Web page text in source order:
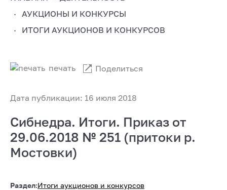
АУКЦИОНЫ И КОНКУРСЫ
ИТОГИ АУКЦИОНОВ И КОНКУРСОВ
Дата публикации: 16 июля 2018
печать Поделиться
Сибнедра. Итоги. Приказ от
29.06.2018 № 251 (притоки р.
Мостовки)
Раздел:Итоги аукционов и конкурсов